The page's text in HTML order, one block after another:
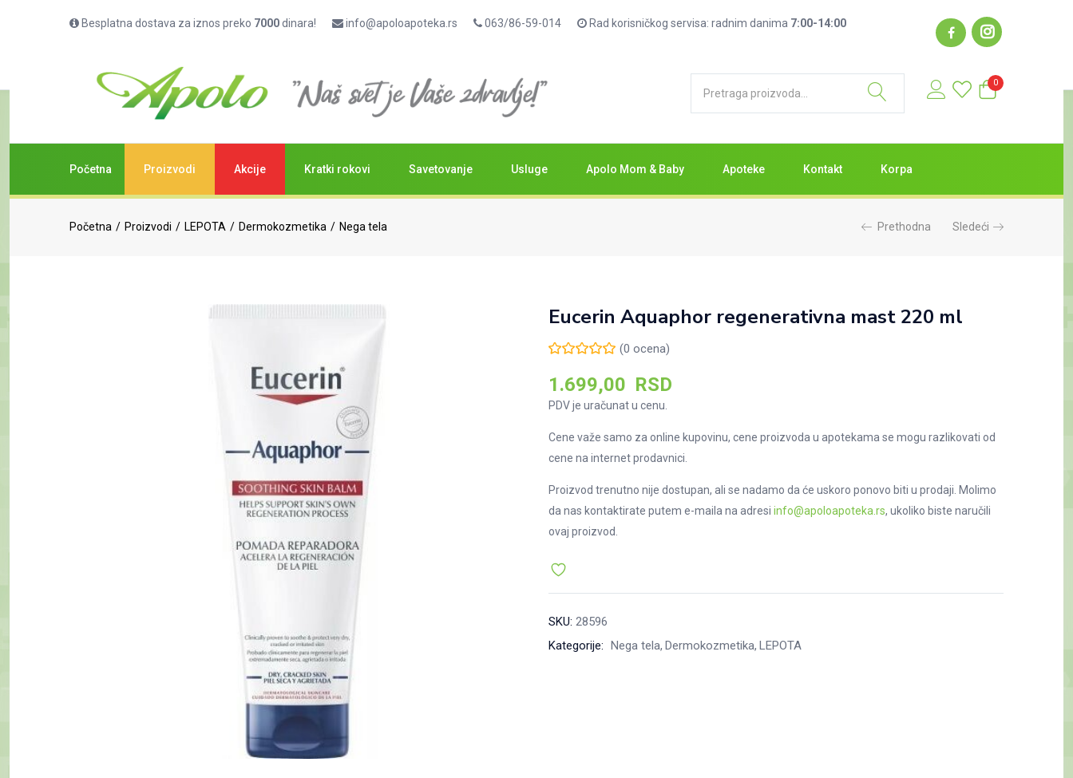
Besplatna dostava za iznos preko 7000dinara! info@apoloapoteka.rs 063/86-59-014 Rad korisničkog servisa: radnim danima 7:00-14:00
0
Početna Proizvodi Akcije Kratki rokovi Savetovanje Usluge Apolo Mom & Baby Apoteke Kontakt Korpa
Početna Proizvodi LEPOTA Dermokozmetika Nega tela Prethodna Sledeći
Eucerin Aquaphor regenerativna mast 220 ml
1.699,00 RSD
Nema na zalihama
Eucerin Aquaphor regenerativna mast 220 ml
(0 ocena)
1.699,00 RSD
PDV je uračunat u cenu.
Cene važe samo za online kupovinu, cene proizvoda u apotekama se mogu razlikovati od
cene na internet prodavnici.
Proizvod trenutno nije dostupan, ali se nadamo da će uskoro ponovo biti u prodaji. Molimo
da nas kontaktirate putem e-maila na adresi info@apoloapoteka.rs, ukoliko biste naručili
ovaj proizvod.
SKU: 28596
Kategorije: Nega tela Dermokozmetika LEPOTA